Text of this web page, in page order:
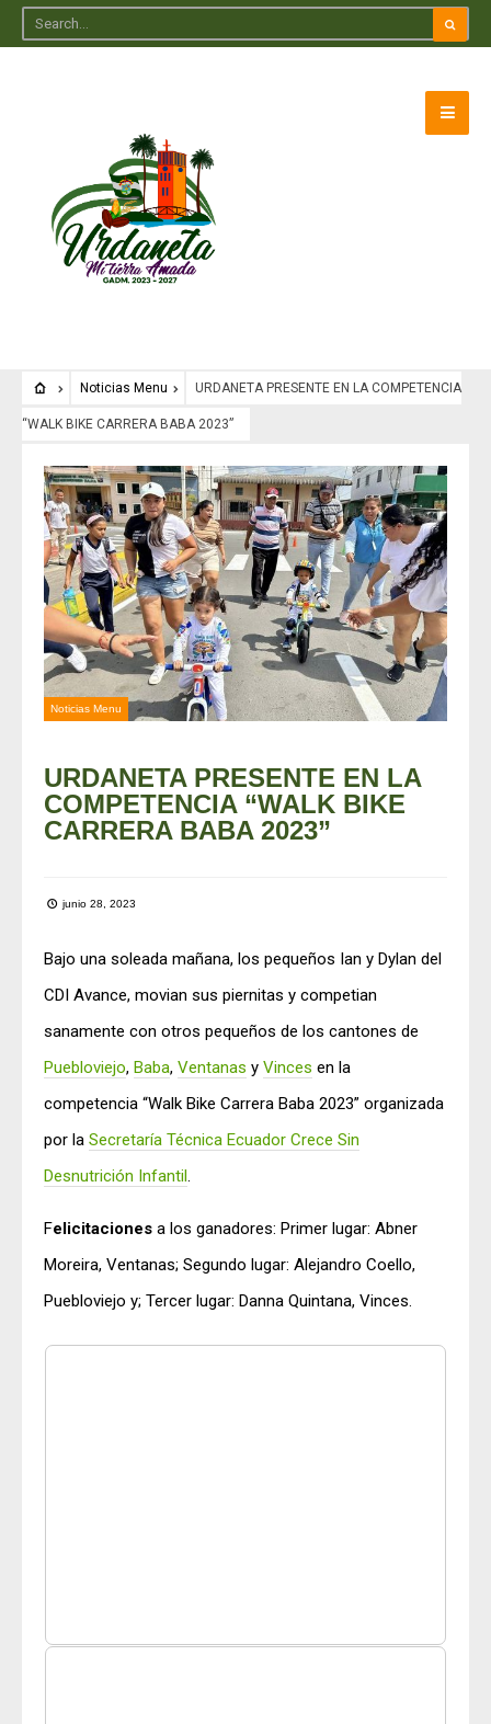
Noticias Menu URDANETA PRESENTE EN LA COMPETENCIA
“WALK BIKE CARRERA BABA 2023”
Noticias Menu
URDANETA PRESENTE EN LA
COMPETENCIA “WALK BIKE
CARRERA BABA 2023”
junio 28, 2023
Bajo una soleada mañana, los pequeños Ian y Dylan del
CDI Avance, movian sus piernitas y competian
sanamente con otros pequeños de los cantones de
Puebloviejo, Baba, Ventanas y Vinces en la
competencia “Walk Bike Carrera Baba 2023” organizada
por la Secretaría Técnica Ecuador Crece Sin
Desnutrición Infantil.
Felicitaciones a los ganadores: Primer lugar: Abner
Moreira, Ventanas; Segundo lugar: Alejandro Coello,
Puebloviejo y; Tercer lugar: Danna Quintana, Vinces.